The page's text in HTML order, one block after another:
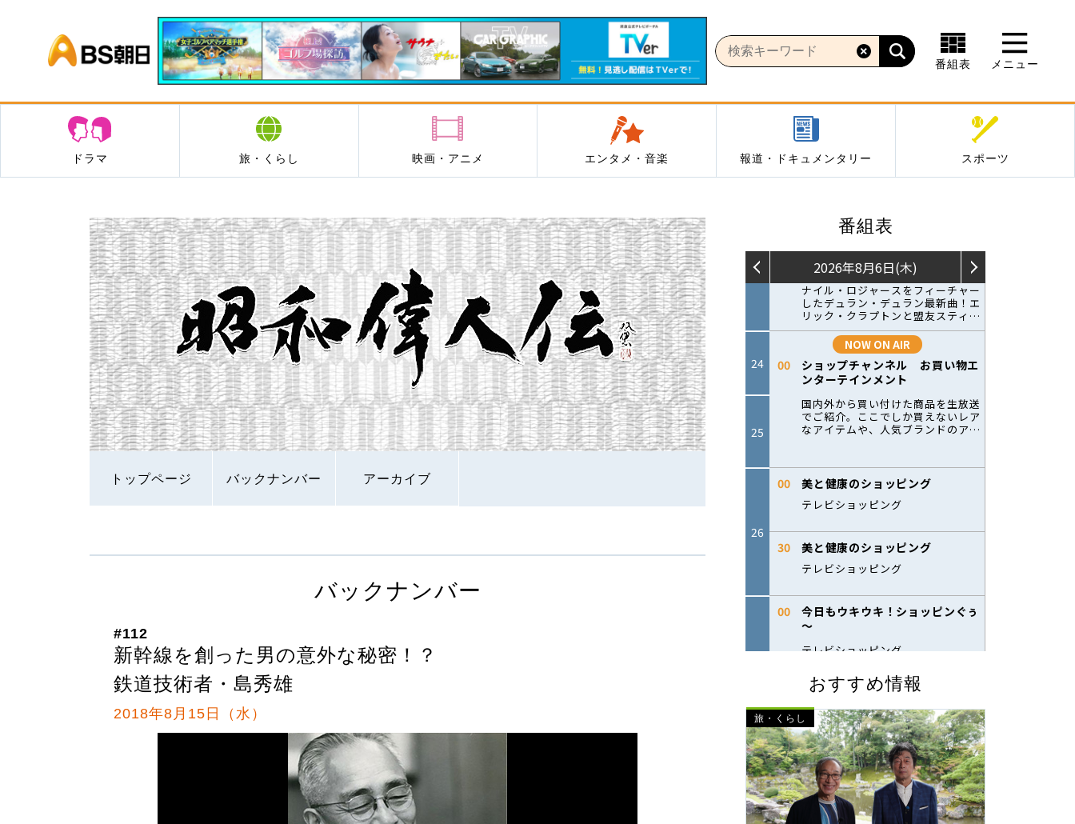
BS朝日
番組表 メニュー
ドラマ 旅・くらし 映画・アニメ エンタメ・音楽 報道・ドキュメンタリー スポーツ
トップページ バックナンバー アーカイブ
番組表
おすすめ情報
旅・くらし
バックナンバー
#112
新幹線を創った男の意外な秘密！？
鉄道技術者・島秀雄
2018年8月15日（水）